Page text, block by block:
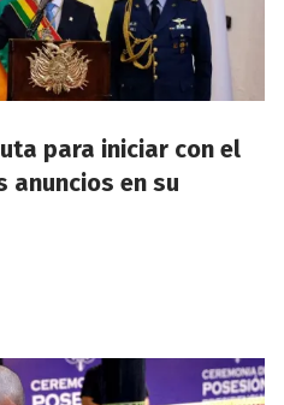
para iniciar con el
anuncios en su